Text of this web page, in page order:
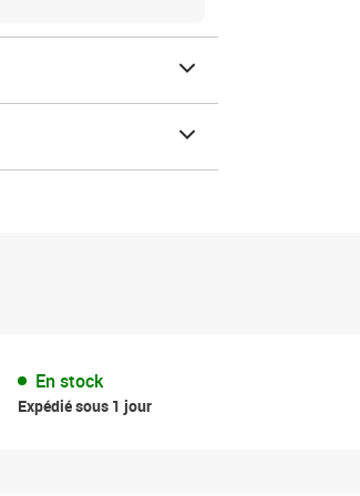
En stock
Expédié sous 1 jour